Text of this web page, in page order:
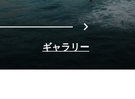
3 4 5 次へ
ギャラリー